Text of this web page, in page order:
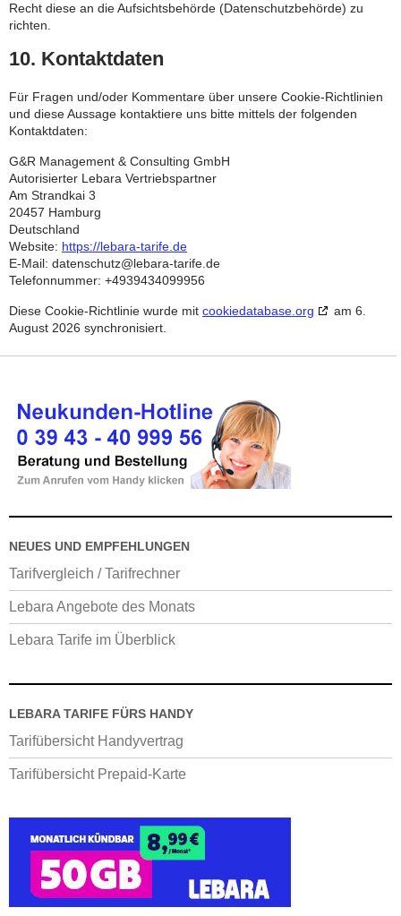
Recht diese an die Aufsichtsbehörde (Datenschutzbehörde) zu
richten.
10. Kontaktdaten
Für Fragen und/oder Kommentare über unsere Cookie-Richtlinien
und diese Aussage kontaktiere uns bitte mittels der folgenden
Kontaktdaten:
G&R Management & Consulting GmbH
Autorisierter Lebara Vertriebspartner
Am Strandkai 3
20457 Hamburg
Deutschland
Website: https://lebara-tarife.de
E-Mail: datenschutz@lebara-tarife.de
Telefonnummer: +4939434099956
Diese Cookie-Richtlinie wurde mit cookiedatabase.org
am 6.
August 2026 synchronisiert.
NEUES UND EMPFEHLUNGEN
Tarifvergleich / Tarifrechner
Lebara Angebote des Monats
Lebara Tarife im Überblick
LEBARA TARIFE FÜRS HANDY
Tarifübersicht Handyvertrag
Tarifübersicht Prepaid-Karte